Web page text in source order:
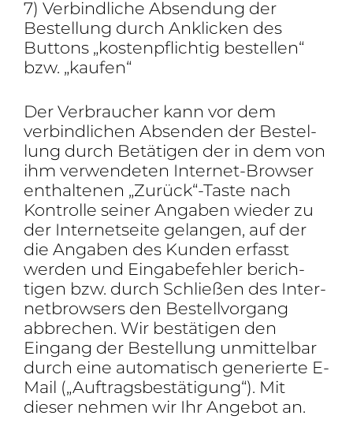
7) Verbind­liche Absen­dung der
Bestel­lung durch Ankli­cken des
Buttons „kosten­pflichtig bestellen“
bzw. „kaufen“
Der Verbrau­cher kann vor dem
verbind­li­chen Absenden der Bestel­
lung durch Betä­tigen der in dem von
ihm verwen­deten Internet-Browser
enthal­tenen „Zurück“-Taste nach
Kontrolle seiner Angaben wieder zu
der Inter­net­seite gelangen, auf der
die Angaben des Kunden erfasst
werden und Einga­be­fehler berich­
tigen bzw. durch Schließen des Inter­
net­brow­sers den Bestell­vor­gang
abbre­chen. Wir bestä­tigen den
Eingang der Bestel­lung unmit­telbar
durch eine auto­ma­tisch gene­rierte E-
Mail („Auftrags­be­stä­ti­gung“). Mit
dieser nehmen wir Ihr Angebot an.